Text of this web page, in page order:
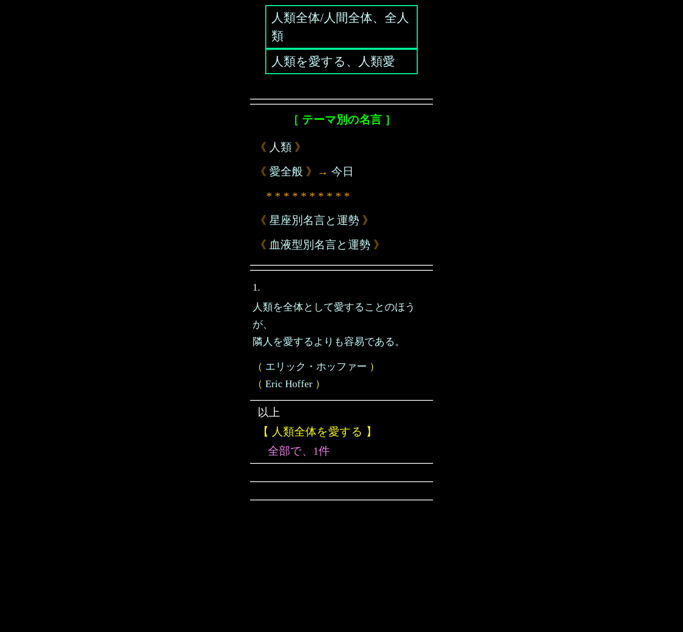
人類全体/人間全体、全人
類
人類を愛する、人類愛
［ テーマ別の名言 ］
《 人類 》
《 愛全般 》→ 今日
* * * * * * * * * *
《 星座別名言と運勢 》
《 血液型別名言と運勢 》
1.
人類を全体として愛することのほう
が、
隣人を愛するよりも容易である。
（ エリック・ホッファー ）
（ Eric Hoffer ）
以上
【 人類全体を愛する 】
全部で、1件